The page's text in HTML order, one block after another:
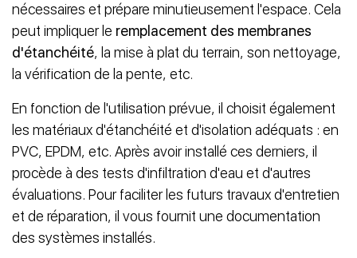
nécessaires et prépare minutieusement l'espace. Cela
peut impliquer le remplacement des membranes
d'étanchéité, la mise à plat du terrain, son nettoyage,
la vérification de la pente, etc.
En fonction de l'utilisation prévue, il choisit également
les matériaux d'étanchéité et d'isolation adéquats : en
PVC, EPDM, etc. Après avoir installé ces derniers, il
procède à des tests d'infiltration d'eau et d'autres
évaluations. Pour faciliter les futurs travaux d'entretien
et de réparation, il vous fournit une documentation
des systèmes installés.